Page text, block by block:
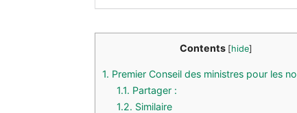
Contents [hide]
1. Premier Conseil des ministres pour les
1.1. Partager :
1.2. Similaire